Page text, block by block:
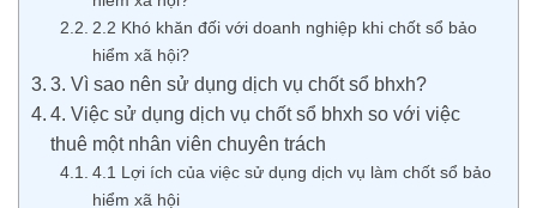
2.2 Khó khăn đối với doanh nghiệp khi chốt sổ bảo
hiểm xã hội?
3. Vì sao nên sử dụng dịch vụ chốt sổ bhxh?
4. Việc sử dụng dịch vụ chốt sổ bhxh so với việc
thuê một nhân viên chuyên trách
4.1 Lợi ích của việc sử dụng dịch vụ làm chốt sổ bảo
hiểm xã hội